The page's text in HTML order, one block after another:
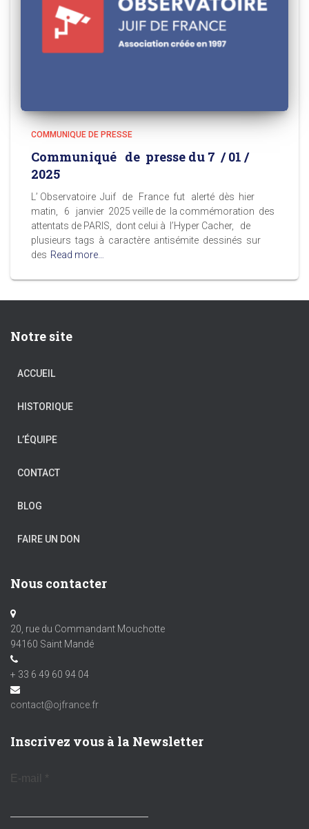
COMMUNIQUE DE PRESSE
Communiqué de presse du 7 / 01 /
2025
L’ Observatoire Juif de France fut alerté dès hier
matin, 6 janvier 2025 veille de la commémoration des
attentats de PARIS, dont celui à l’Hyper Cacher, de
plusieurs tags à caractère antisémite dessinés sur
des Read more…
Notre site
ACCUEIL
HISTORIQUE
L’ÉQUIPE
CONTACT
BLOG
FAIRE UN DON
Nous contacter
20, rue du Commandant Mouchotte
94160 Saint Mandé
+ 33 6 49 60 94 04
contact@ojfrance.fr
Inscrivez vous à la Newsletter
E-mail *